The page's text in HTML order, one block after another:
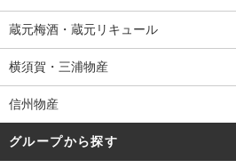
蔵元梅酒・蔵元リキュール
横須賀・三浦物産
信州物産
グループから探す